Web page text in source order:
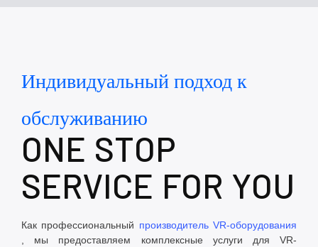
Индивидуальный подход к
обслуживанию
ONE STOP
SERVICE FOR YOU
Как профессиональный производитель VR-оборудования
, мы предоставляем комплексные услуги для VR-